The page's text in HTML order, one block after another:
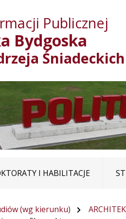
Publicznej
Bydgoska
Śniadeckich
I HABILITACJE
(wg kierunku)